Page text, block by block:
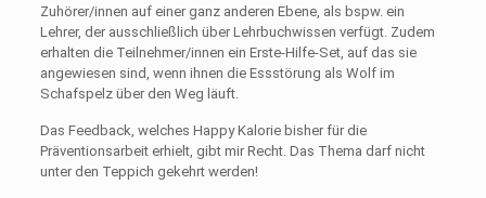
Zuhörer/innen auf einer ganz anderen Ebene, als bspw. ein
Lehrer, der ausschließlich über Lehrbuchwissen verfügt. Zudem
erhalten die Teilnehmer/innen ein Erste-Hilfe-Set, auf das sie
angewiesen sind, wenn ihnen die Essstörung als Wolf im
Schafspelz über den Weg läuft.
Das Feedback, welches Happy Kalorie bisher für die
Präventionsarbeit erhielt, gibt mir Recht. Das Thema darf nicht
unter den Teppich gekehrt werden!